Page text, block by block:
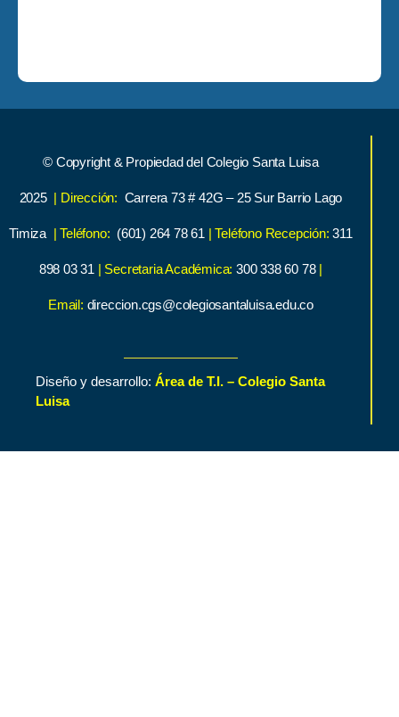
© Copyright & Propiedad del Colegio Santa Luisa
2025 | Dirección: Carrera 73 # 42G – 25 Sur Barrio Lago
Timiza | Teléfono: (601) 264 78 61 | Teléfono Recepción: 311
898 03 31 | Secretaria Académica:300 338 60 78 |
Email: direccion.cgs@colegiosantaluisa.edu.co
Diseño y desarrollo: Área de T.I. – Colegio Santa
Luisa